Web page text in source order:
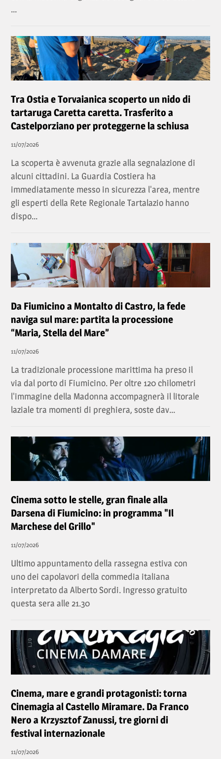
...
Tra Ostia e Torvaianica scoperto un nido di
tartaruga Caretta caretta. Trasferito a
Castelporziano per proteggerne la schiusa
11/07/2026
La scoperta è avvenuta grazie alla segnalazione di
alcuni cittadini. La Guardia Costiera ha
immediatamente messo in sicurezza l'area, mentre
gli esperti della Rete Regionale Tartalazio hanno
dispo...
Da Fiumicino a Montalto di Castro, la fede
naviga sul mare: partita la processione
“Maria, Stella del Mare”
11/07/2026
La tradizionale processione marittima ha preso il
via dal porto di Fiumicino. Per oltre 120 chilometri
l'immagine della Madonna accompagnerà il litorale
laziale tra momenti di preghiera, soste dav...
Cinema sotto le stelle, gran finale alla
Darsena di Fiumicino: in programma "Il
Marchese del Grillo"
11/07/2026
Ultimo appuntamento della rassegna estiva con
uno dei capolavori della commedia italiana
interpretato da Alberto Sordi. Ingresso gratuito
questa sera alle 21.30
Cinema, mare e grandi protagonisti: torna
Cinemagia al Castello Miramare. Da Franco
Nero a Krzysztof Zanussi, tre giorni di
festival internazionale
11/07/2026